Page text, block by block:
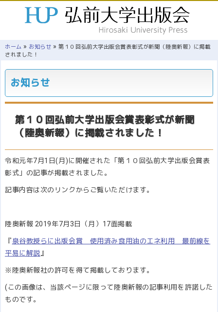
ホーム » お知らせ »第１０回弘前大学出版会賞表彰式が新聞（陸奥新報）に掲載
されました！
お知らせ
第１０回弘前大学出版会賞表彰式が新聞
（陸奥新報）に掲載されました！
令和元年7月1日(月)に開催された「第１０回弘前大学出版会賞表
彰式」の記事が掲載されました。
記事内容は次のリンクからご覧いただけます。
陸奥新報 2019年7月3日（月）17面掲載
『泉谷教授らに出版会賞 使用済み食用油のエネ利用 最前線を
平易に解説 』
※陸奥新報社の許可を得て掲載しております。
(この画像は、当該ページに限って陸奥新報の記事利用を許諾した
ものです。